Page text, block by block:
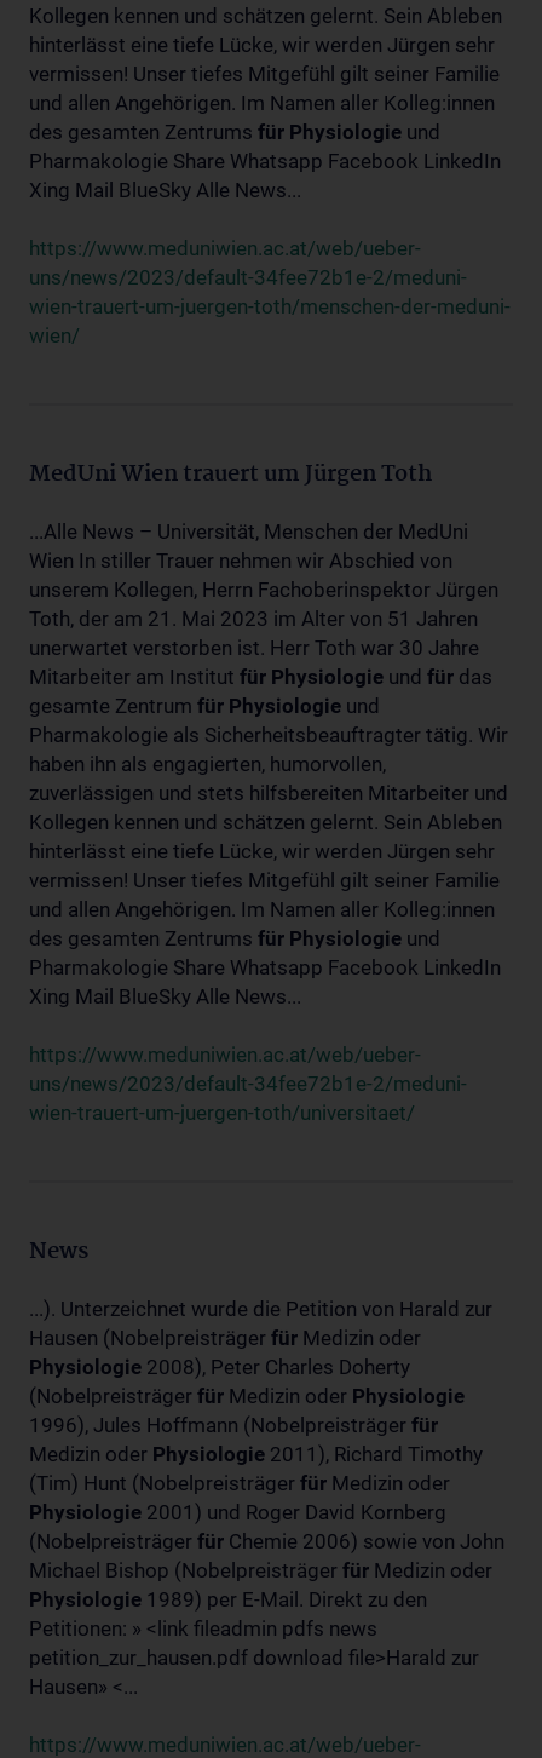
Kollegen kennen und schätzen gelernt. Sein Ableben
hinterlässt eine tiefe Lücke, wir werden Jürgen sehr
vermissen! Unser tiefes Mitgefühl gilt seiner Familie
und allen Angehörigen. Im Namen aller Kolleg:innen
des gesamten Zentrums für Physiologie und
Pharmakologie Share Whatsapp Facebook LinkedIn
Xing Mail BlueSky Alle News...
https://www.meduniwien.ac.at/web/ueber-
uns/news/2023/default-34fee72b1e-2/meduni-
wien-trauert-um-juergen-toth/menschen-der-meduni-
wien/
MedUni Wien trauert um Jürgen Toth
...Alle News – Universität, Menschen der MedUni
Wien In stiller Trauer nehmen wir Abschied von
unserem Kollegen, Herrn Fachoberinspektor Jürgen
Toth, der am 21. Mai 2023 im Alter von 51 Jahren
unerwartet verstorben ist. Herr Toth war 30 Jahre
Mitarbeiter am Institut für Physiologie und für das
gesamte Zentrum für Physiologie und
Pharmakologie als Sicherheitsbeauftragter tätig. Wir
haben ihn als engagierten, humorvollen,
zuverlässigen und stets hilfsbereiten Mitarbeiter und
Kollegen kennen und schätzen gelernt. Sein Ableben
hinterlässt eine tiefe Lücke, wir werden Jürgen sehr
vermissen! Unser tiefes Mitgefühl gilt seiner Familie
und allen Angehörigen. Im Namen aller Kolleg:innen
des gesamten Zentrums für Physiologie und
Pharmakologie Share Whatsapp Facebook LinkedIn
Xing Mail BlueSky Alle News...
https://www.meduniwien.ac.at/web/ueber-
uns/news/2023/default-34fee72b1e-2/meduni-
wien-trauert-um-juergen-toth/universitaet/
News
...). Unterzeichnet wurde die Petition von Harald zur
Hausen (Nobelpreisträger für Medizin oder
Physiologie 2008), Peter Charles Doherty
(Nobelpreisträger für Medizin oder Physiologie
1996), Jules Hoffmann (Nobelpreisträger für
Medizin oder Physiologie 2011), Richard Timothy
(Tim) Hunt (Nobelpreisträger für Medizin oder
Physiologie 2001) und Roger David Kornberg
(Nobelpreisträger für Chemie 2006) sowie von John
Michael Bishop (Nobelpreisträger für Medizin oder
Physiologie 1989) per E-Mail. Direkt zu den
Petitionen: » <link fileadmin pdfs news
petition_zur_hausen.pdf download file>Harald zur
Hausen» <...
https://www.meduniwien.ac.at/web/ueber-